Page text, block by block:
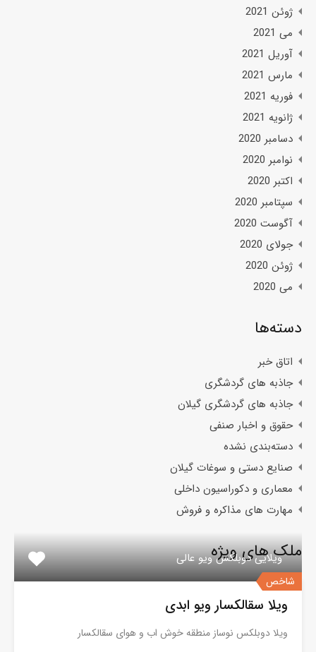
ژوئن 2021
می 2021
آوریل 2021
مارس 2021
فوریه 2021
ژانویه 2021
دسامبر 2020
نوامبر 2020
اکتبر 2020
سپتامبر 2020
آگوست 2020
جولای 2020
ژوئن 2020
می 2020
دسته‌ها
اتاق خبر
جاذبه های گردشگری
جاذبه های گردشگری گیلان
حقوق و اخبار صنفی
دسته‌بندی نشده
صنایع دستی و سوغات گیلان
معماری و دکوراسیون داخلی
مهارت های مذاکره و فروش
ملک های ویژه
شاخص
ویلایی دوبلکس ویو عالی
ویلا سقالکسار ویو ابدی
ویلا دوبلکس نوساز منطقه خوش اب و هوای سقالکسار